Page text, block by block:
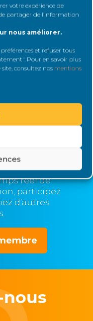
votre expérience de
partager de l’information
nous améliorer.
et refuser tous
Pour en savoir plus
consultez nos mentions
et
agir.
Renaloo et
réel de
participez
d’autres